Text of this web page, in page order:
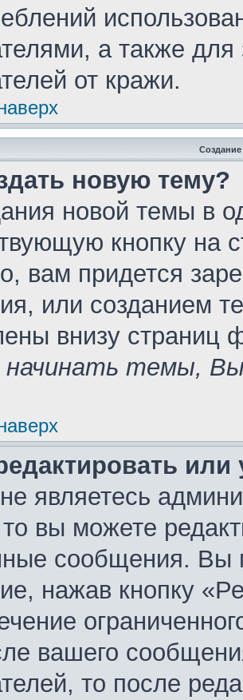
а также
от кражи.
новую тему?
новой темы в
кнопку на
вам придется
или созданием
внизу страниц
начинать темы,
являетесь
вы можете
сообщения. Вы
нажав кнопку
вашего
то после